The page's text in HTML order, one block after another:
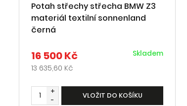
Potah střechy střecha BMW Z3
materiál textilní sonnenland
černá
16 500 Kč
13 635,60 Kč
Skladem
+
-
VLOŽIT DO KOŠÍKU